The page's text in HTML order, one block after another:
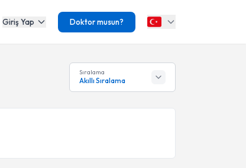
Giriş Yap Doktor musun?
Sıralama
Akıllı Sıralama